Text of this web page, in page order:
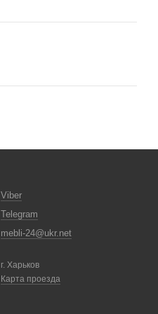
Viber
Telegram
mebli-24@ukr.net
г. Харьков
Карта проезда